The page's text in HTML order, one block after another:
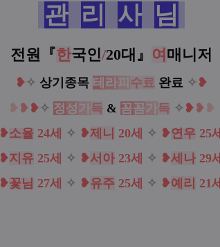
관 리 사 님
전원『한국인/20대 』 여 매니저
❥ ✧ 상기종목 테 라피 수료 완료 ✧ ❥
❥ ❥ ❥ ✧ 정성 가득 & 꼼꼼가득 ✧ ❥ ❥ ❥
❥소율 24세 ✧ ❥제니 20세 ✧ ❥연우 25세
❥지유 25세 ✧ ❥서아 23세 ✧ ❥세나 29세
❥꽃님 27세 ✧ ❥유주 25세 ✧ ❥예리 21세